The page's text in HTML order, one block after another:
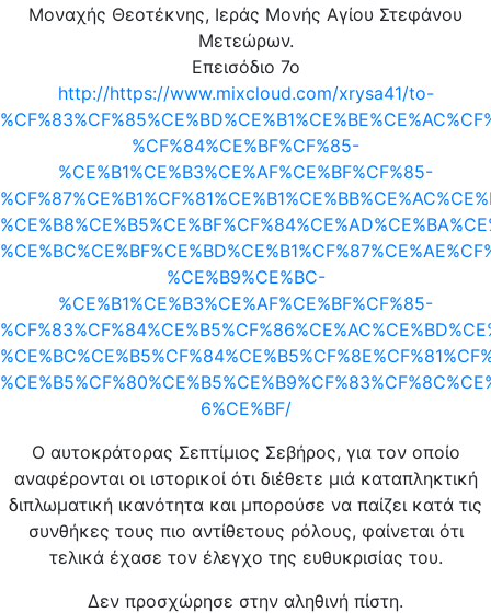
Μοναχής Θεοτέκνης, Ιεράς Μονής Αγίου Στεφάνου
Μετεώρων.
Επεισόδιο 7ο
http://https://www.mixcloud.com/xrysa41/to-
%CF%84%CE%BF%CF%85-
%CE%B1%CE%B3%CE%AF%CE%BF%CF%85-
%CE%B9%CE%BC-
%CE%B1%CE%B3%CE%AF%CE%BF%CF%85-
6%CE%BF/
O αυτοκράτορας Σεπτίμιος Σεβήρος, για τον οποίο
αναφέρονται οι ιστορικοί ότι διέθετε μιά καταπληκτική
διπλωματική ικανότητα και μπορούσε να παίζει κατά τις
συνθήκες τους πιο αντίθετους ρόλους, φαίνεται ότι
τελικά έχασε τον έλεγχο της ευθυκρισίας του.
Δεν προσχώρησε στην αληθινή πίστη.